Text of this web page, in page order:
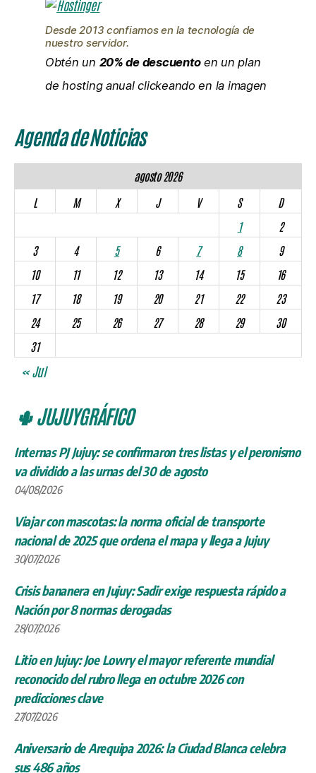
Desde 2013 confiamos en la tecnología de
nuestro servidor.
Obtén un 20% de descuentoen un plan
de hosting anual clickeando en la imagen
Agenda de Noticias
agosto 2026
L
M X J V S
D
1
2
3
4 5 6 7 8
9
10
11 12 13 14 15
16
17
18 19 20 21 22
23
24
25 26 27 28 29
30
31
« Jul
🌵 JUJUYGRÁFICO
Internas PJ Jujuy: se confirmaron tres listas y el peronismo
va dividido a las urnas del 30 de agosto
04/08/2026
Viajar con mascotas: la norma oficial de transporte
nacional de 2025 que ordena el mapa y llega a Jujuy
30/07/2026
Crisis bananera en Jujuy: Sadir exige respuesta rápido a
Nación por 8 normas derogadas
28/07/2026
Litio en Jujuy: Joe Lowry el mayor referente mundial
reconocido del rubro llega en octubre 2026 con
predicciones clave
27/07/2026
Aniversario de Arequipa 2026: la Ciudad Blanca celebra
sus 486 años